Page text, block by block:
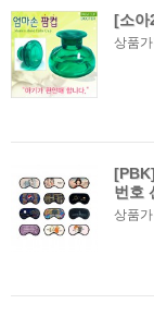
[소아
상품가
번호
상품가